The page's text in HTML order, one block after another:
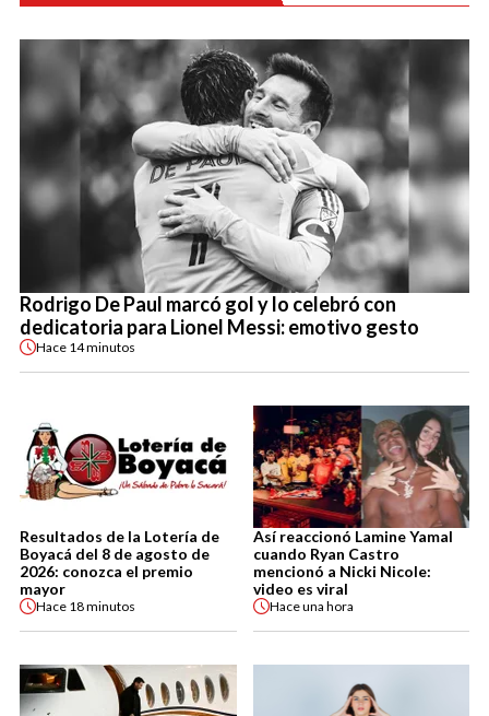
Rodrigo De Paul marcó gol y lo celebró con
dedicatoria para Lionel Messi: emotivo gesto
Hace 14 minutos
Resultados de la Lotería de
Boyacá del 8 de agosto de
2026: conozca el premio
mayor
Hace 18 minutos
Así reaccionó Lamine Yamal
cuando Ryan Castro
mencionó a Nicki Nicole:
video es viral
Haceuna hora